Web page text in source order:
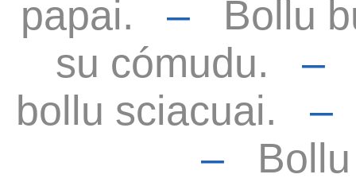
papai. – Bollu
su cómudu.
bollu sciacuai.
–